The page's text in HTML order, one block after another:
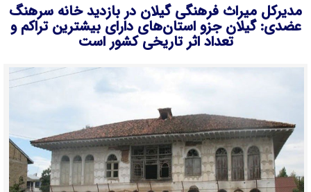
مدیرکل میراث فرهنگی گیلان در بازدید خانه سرهنگ
عضدی: گیلان جزو استان‌های دارای بیشترین تراکم و
تعداد اثر تاریخی کشور است